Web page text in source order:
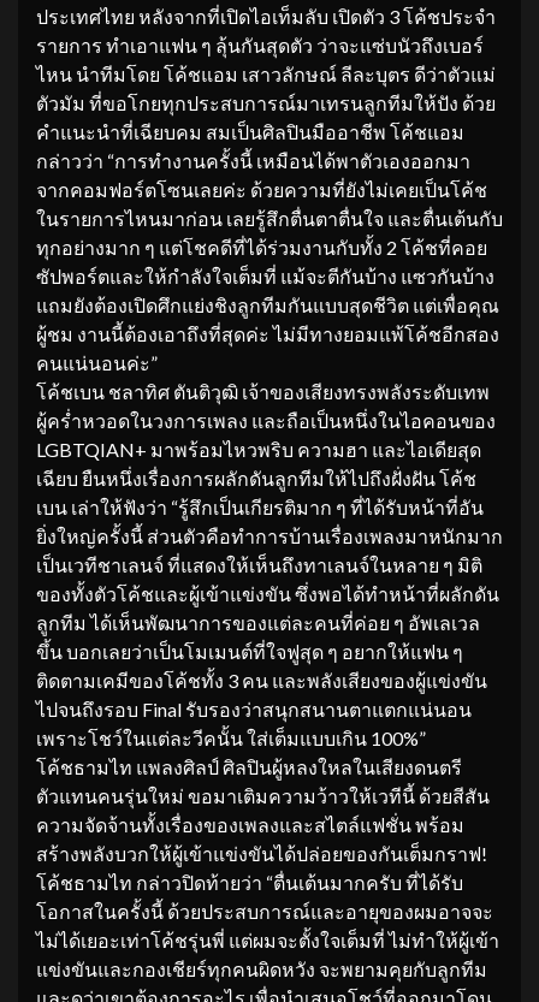
ประเทศไทย หลังจากที่เปิดไอเท็มลับ เปิดตัว 3 โค้ชประจำ
รายการ ทำเอาแฟน ๆ ลุ้นกันสุดตัว ว่าจะแซ่บนัวถึงเบอร์
ไหน นำทีมโดย โค้ชแอม เสาวลักษณ์ ลีละบุตร ดีว่าตัวแม่
ตัวมัม ที่ขอโกยทุกประสบการณ์มาเทรนลูกทีมให้ปัง ด้วย
คำแนะนำที่เฉียบคม สมเป็นศิลปินมืออาชีพ โค้ชแอม
กล่าวว่า “การทำงานครั้งนี้ เหมือนได้พาตัวเองออกมา
จากคอมฟอร์ตโซนเลยค่ะ ด้วยความที่ยังไม่เคยเป็นโค้ช
ในรายการไหนมาก่อน เลยรู้สึกตื่นตาตื่นใจ และตื่นเต้นกับ
ทุกอย่างมาก ๆ แต่โชคดีที่ได้ร่วมงานกับทั้ง 2 โค้ชที่คอย
ซัปพอร์ตและให้กำลังใจเต็มที่ แม้จะตีกันบ้าง แซวกันบ้าง
แถมยังต้องเปิดศึกแย่งชิงลูกทีมกันแบบสุดชีวิต แต่เพื่อคุณ
ผู้ชม งานนี้ต้องเอาถึงที่สุดค่ะ ไม่มีทางยอมแพ้โค้ชอีกสอง
คนแน่นอนค่ะ”
โค้ชเบน ชลาทิศ ตันติวุฒิ เจ้าของเสียงทรงพลังระดับเทพ
ผู้คร่ำหวอดในวงการเพลง และถือเป็นหนึ่งในไอคอนของ
LGBTQIAN+ มาพร้อมไหวพริบ ความฮา และไอเดียสุด
เฉียบ ยืนหนึ่งเรื่องการผลักดันลูกทีมให้ไปถึงฝั่งฝัน โค้ช
เบน เล่าให้ฟังว่า “รู้สึกเป็นเกียรติมาก ๆ ที่ได้รับหน้าที่อัน
ยิ่งใหญ่ครั้งนี้ ส่วนตัวคือทำการบ้านเรื่องเพลงมาหนักมาก
เป็นเวทีชาเลนจ์ ที่แสดงให้เห็นถึงทาเลนจ์ในหลาย ๆ มิติ
ของทั้งตัวโค้ชและผู้เข้าแข่งขัน ซึ่งพอได้ทำหน้าที่ผลักดัน
ลูกทีม ได้เห็นพัฒนาการของแต่ละคนที่ค่อย ๆ อัพเลเวล
ขึ้น บอกเลยว่าเป็นโมเมนต์ที่ใจฟูสุด ๆ อยากให้แฟน ๆ
ติดตามเคมีของโค้ชทั้ง 3 คน และพลังเสียงของผู้แข่งขัน
ไปจนถึงรอบ Final รับรองว่าสนุกสนานตาแตกแน่นอน
เพราะโชว์ในแต่ละวีคนั้น ใส่เต็มแบบเกิน 100%”
โค้ชธามไท แพลงศิลป์ ศิลปินผู้หลงใหลในเสียงดนตรี
ตัวแทนคนรุ่นใหม่ ขอมาเติมความว้าวให้เวทีนี้ ด้วยสีสัน
ความจัดจ้านทั้งเรื่องของเพลงและสไตล์แฟชั่น พร้อม
สร้างพลังบวกให้ผู้เข้าแข่งขันได้ปล่อยของกันเต็มกราฟ!
โค้ชธามไท กล่าวปิดท้ายว่า “ตื่นเต้นมากครับ ที่ได้รับ
โอกาสในครั้งนี้ ด้วยประสบการณ์และอายุของผมอาจจะ
ไม่ได้เยอะเท่าโค้ชรุ่นพี่ แต่ผมจะตั้งใจเต็มที่ ไม่ทำให้ผู้เข้า
แข่งขันและกองเชียร์ทุกคนผิดหวัง จะพยามคุยกับลูกทีม